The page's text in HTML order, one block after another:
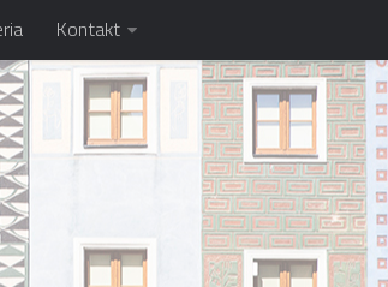
Kontakt